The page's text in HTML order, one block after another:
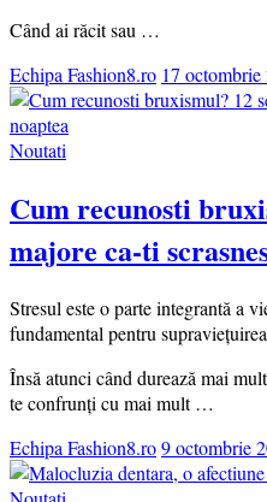
Când ai răcit sau …
Echipa Fashion8.ro 17 octombrie
Noutati
Cum recunosti
majore ca-ti
Stresul este o parte integrantă a
fundamental pentru
Însă atunci când durează mai
te confrunți cu mai mult …
Echipa Fashion8.ro9 octombrie